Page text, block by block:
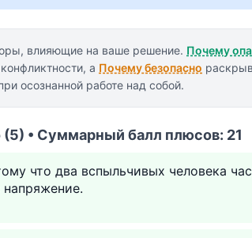
влияющие на ваше решение. Почему
а Почему безопасно
осознанной работе над собой.
• Суммарный балл плюсов: 21
что два вспыльчивых человека